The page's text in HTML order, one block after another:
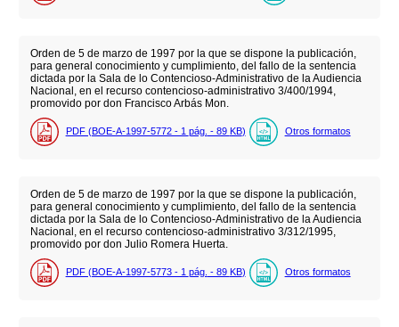
Orden de 5 de marzo de 1997 por la que se dispone la publicación,
para general conocimiento y cumplimiento, del fallo de la sentencia
dictada por la Sala de lo Contencioso-Administrativo de la Audiencia
Nacional, en el recurso contencioso-administrativo 3/400/1994,
promovido por don Francisco Arbás Mon.
PDF (BOE-A-1997-5772 - 1 pág. - 89 KB) Otros formatos
Orden de 5 de marzo de 1997 por la que se dispone la publicación,
para general conocimiento y cumplimiento, del fallo de la sentencia
dictada por la Sala de lo Contencioso-Administrativo de la Audiencia
Nacional, en el recurso contencioso-administrativo 3/312/1995,
promovido por don Julio Romera Huerta.
PDF (BOE-A-1997-5773 - 1 pág. - 89 KB) Otros formatos